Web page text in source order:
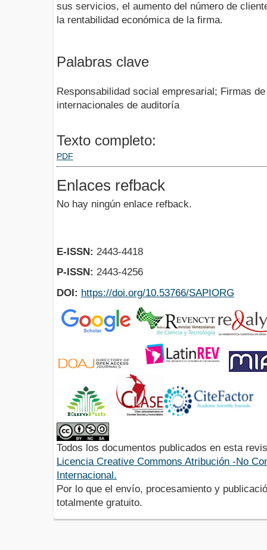
sus servicios, el aumento del número de
la rentabilidad económica de la firma.
Palabras clave
Responsabilidad social empresarial; Firmas
internacionales de auditoría
Texto completo:
PDF
Enlaces refback
No hay ningún enlace refback.
E-ISSN: 2443-4418
P-ISSN: 2443-4256
DOI: https://doi.org/10.53766/SAPIORG
Todos los documentos publicados en esta
Licencia Creative Commons Atribución -No
Internacional.
Por lo que el envío, procesamiento y
totalmente gratuito.